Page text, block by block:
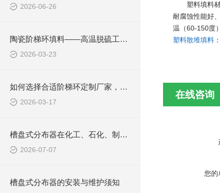
2026-06-26
陶瓷阶梯环填料——高温脱硫工况专用耐磨抗腐填料
2026-03-23
如何选择合适阶梯环定制厂家，群星化工来解答
2026-03-17
槽盘式分布器在化工、石化、制药等领域中应用广泛
2026-07-07
槽盘式分布器的安装与维护须知
塑料填料
耐腐蚀性能好
温（60-150度
塑料散堆填料
在线咨询
您的